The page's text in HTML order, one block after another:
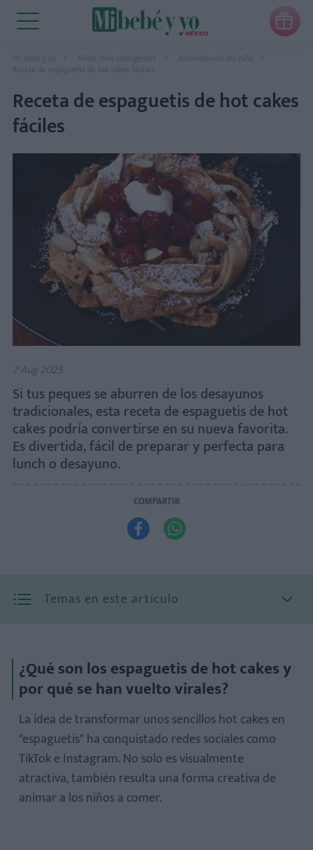

Mi bebé y yo Niños más inteligentes
Alimentación del niño
Receta de espaguetis de hot cakes fáciles
Receta de espaguetis de hot cakes
fáciles
7 Aug 2025
Si tus peques se aburren de los desayunos
tradicionales, esta receta de espaguetis de hot
cakes podría convertirse en su nueva favorita.
Es divertida, fácil de preparar y perfecta para
lunch o desayuno.
COMPARTIR
 
Temas en este artículo
Ventajas de esta receta para niños
¿Qué son los espaguetis de hot cakes y
por qué se han vuelto virales?
La idea de transformar unos sencillos hot cakes en
"espaguetis" ha conquistado redes sociales como
TikTok e Instagram. No solo es visualmente
atractiva, también resulta una forma creativa de
animar a los niños a comer.